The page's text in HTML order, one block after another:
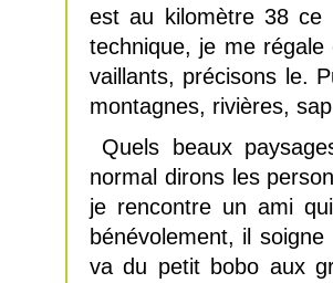
est au kilomètre 38 ce
technique, je me
vaillants, précisons le.
montagnes, rivières,
Quels beaux
normal dirons les
je rencontre un ami
bénévolement, il
va du petit bobo aux